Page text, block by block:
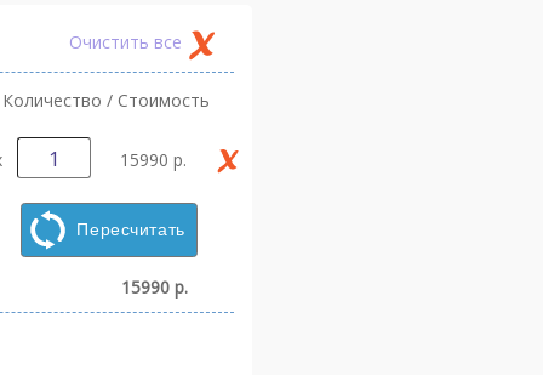
Очистить все
Количество / Стоимость
15990 р.
Пересчитать
15990 р.